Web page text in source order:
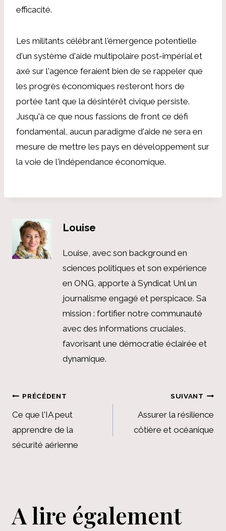
efficacité.
Les militants célébrant l'émergence potentielle
d'un système d'aide multipolaire post-impérial et
axé sur l'agence feraient bien de se rappeler que
les progrès économiques resteront hors de
portée tant que la désintérêt civique persiste.
Jusqu'à ce que nous fassions de front ce défi
fondamental, aucun paradigme d'aide ne sera en
mesure de mettre les pays en développement sur
la voie de l'indépendance économique.
Louise
Louise, avec son background en
sciences politiques et son expérience
en ONG, apporte à Syndicat Unl un
journalisme engagé et perspicace. Sa
mission : fortifier notre communauté
avec des informations cruciales,
favorisant une démocratie éclairée et
dynamique.
Navigation
de
l’article
PRÉCÉDENT
Ce que l'IA peut
apprendre de la
sécurité aérienne
SUIVANT
Assurer la résilience
côtière et océanique
A lire également